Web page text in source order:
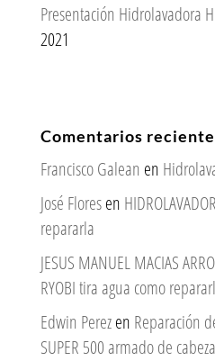
Presentación Hidrolavadora
2021
Comentarios
Francisco Galean en
José Floresen
repararla
JESUS MANUEL MACIAS
RYOBI tira agua como
Edwin Perezen Reparación
SUPER 500 armado de